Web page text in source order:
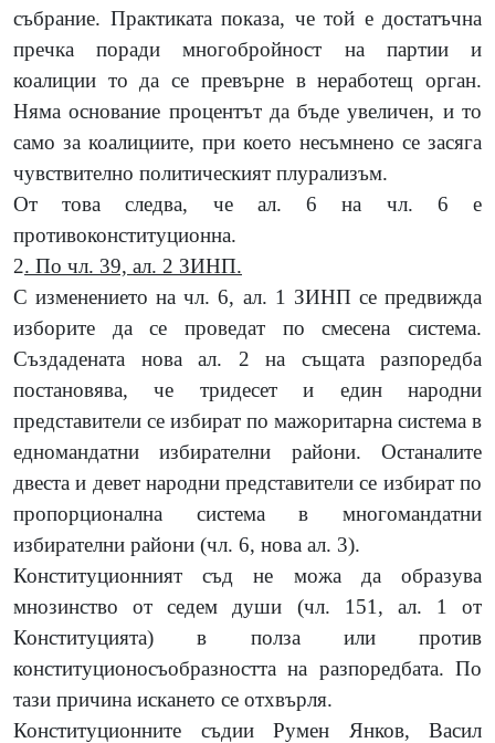
събрание. Практиката показа, че той е достатъчна
пречка поради многобройност на партии и
коалиции то да се превърне в неработещ орган.
Няма основание процентът да бъде увеличен, и то
само за коалициите, при което несъмнено се засяга
чувствително политическият плурализъм.
От това следва, че ал. 6 на чл. 6 е
противоконституционна.
2. По чл. 39, ал. 2 ЗИНП.
С изменението на чл. 6, ал. 1 ЗИНП се предвижда
изборите да се проведат по смесена система.
Създадената нова ал. 2 на същата разпоредба
постановява, че тридесет и един народни
представители се избират по мажоритарна система в
едномандатни избирателни райони. Останалите
двеста и девет народни представители се избират по
пропорционална система в многомандатни
избирателни райони (чл. 6, нова ал. 3).
Конституционният съд не можа да образува
мнозинство от седем души (чл. 151, ал. 1 от
Конституцията) в полза или против
конституционосъобразността на разпоредбата. По
тази причина искането се отхвърля.
Конституционните съдии Румен Янков, Васил